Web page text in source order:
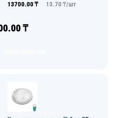
13700.00 ₸ 13.70 ₸/шт
₸